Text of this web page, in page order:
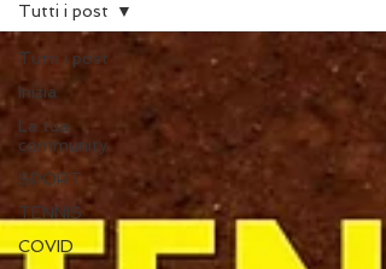
Tutti i post
Inizia
La tua
community
SPORT
TENNIS
COVID
Tutti i post